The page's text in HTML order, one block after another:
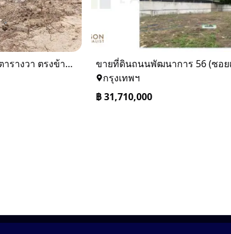
ให้เช่าที่ดิน 581 ตารางวา ตรงข้างอู่ใหม่แจ็คบางหญ้าแพรก บางหัวเสือ
กรุงเทพฯ
฿31,710,000